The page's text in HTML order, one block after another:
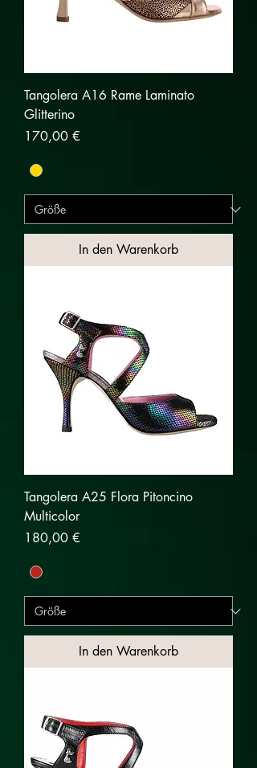
Tangolera A16 Rame Laminato
Glitterino
Preis
170,00 €
In den Warenkorb
Tangolera A25 Flora Pitoncino
Multicolor
Preis
180,00 €
In den Warenkorb